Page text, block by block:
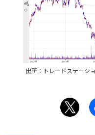
出所：トレードステーシ